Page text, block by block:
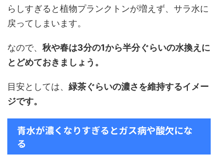
らしすぎると植物プランクトンが増えず、サラ水に
戻ってしまいます。
なので、 秋や春は3分の1から半分ぐらいの水換えに
とどめておきましょう。
目安としては、 緑茶ぐらいの濃さを維持するイメー
ジです。
青水が濃くなりすぎるとガス病や酸欠にな
る